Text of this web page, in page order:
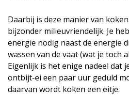
Daarbij is deze manier van
bijzonder milieuvriendelijk. Je
energie nodig naast de energie
wassen van de vaat (wat je toch
Eigenlijk is het enige nadeel dat
ontbijt-ei een paar uur geduld
daarvan wordt koken een eitje.